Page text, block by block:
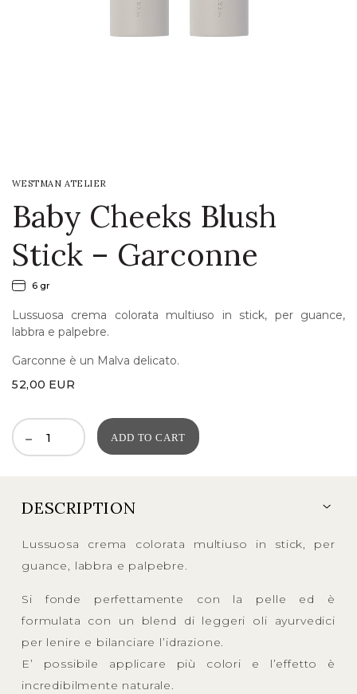
WESTMAN ATELIER
Baby Cheeks Blush
Stick – Garconne
6 gr
Lussuosa crema colorata multiuso in stick, per guance,
labbra e palpebre.
Garconne è un Malva delicato.
52,00 EUR
ADD TO CART
DESCRIPTION
Lussuosa crema colorata multiuso in stick, per
guance, labbra e palpebre.
Si fonde perfettamente con la pelle ed è
formulata con un blend di leggeri oli ayurvedici
per lenire e bilanciare l’idrazione.
E’ possibile applicare più colori e l’effetto è
incredibilmente naturale.